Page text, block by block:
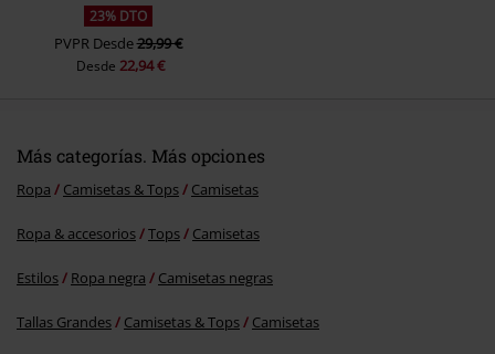
23% DTO
PVPR Desde29,99 €
Desde 22,94 €
Más categorías. Más opciones
Ropa Camisetas & Tops Camisetas
Ropa & accesorios Tops Camisetas
Estilos Ropa negra Camisetas negras
Tallas Grandes Camisetas & Tops Camisetas